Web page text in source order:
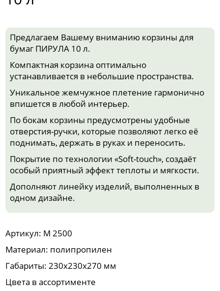
Предлагаем Вашему вниманию корзины для
бумаг ПИРУЛА 10 л.
Компактная корзина оптимально
устанавливается в небольшие пространства.
Уникальное жемчужное плетение гармонично
впишется в любой интерьер.
По бокам корзины предусмотрены удобные
отверстия-ручки, которые позволяют легко её
поднимать, держать в руках и переносить.
Покрытие по технологии «Soft-touch», создаёт
особый приятный эффект теплоты и мягкости.
Дополняют линейку изделий, выполненных в
одном дизайне.
Артикул: М 2500
Материал: полипропилен
Габариты: 230x230x270 мм
Цвета в ассортименте